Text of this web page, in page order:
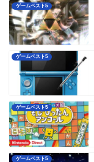
ゲームベスト5
ゲームベスト5
ゲームベスト5
ゲームベスト5